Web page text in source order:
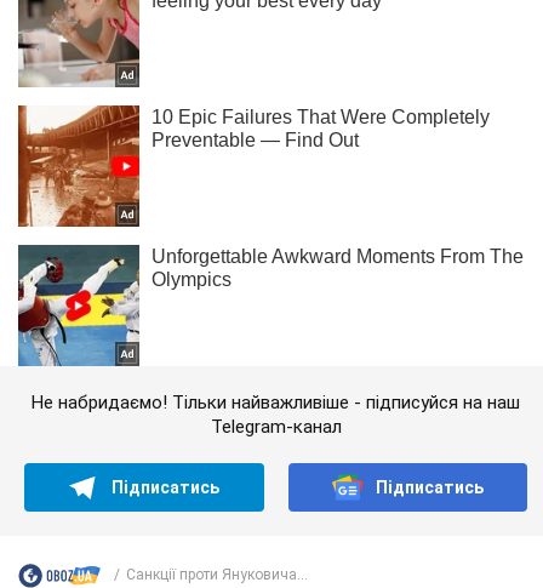
Не набридаємо! Тільки найважливіше - підписуйся на наш
Telegram-канал
Підписатись Підписатись
Санкції проти Януковича...